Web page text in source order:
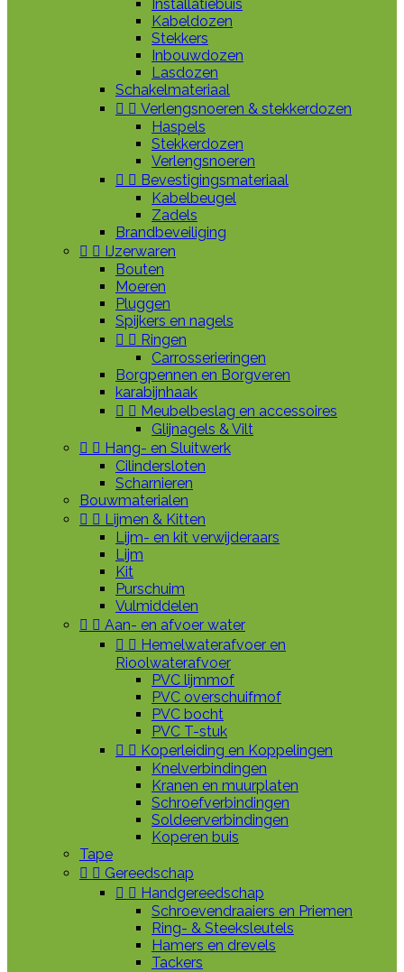
Installatiebuis
Kabeldozen
Stekkers
Inbouwdozen
Lasdozen
Schakelmateriaal
  Verlengsnoeren & stekkerdozen
Haspels
Stekkerdozen
Verlengsnoeren
  Bevestigingsmateriaal
Kabelbeugel
Zadels
Brandbeveiliging
  IJzerwaren
Bouten
Moeren
Pluggen
Spijkers en nagels
  Ringen
Carrosserieringen
Borgpennen en Borgveren
karabijnhaak
  Meubelbeslag en accessoires
Glijnagels & Vilt
  Hang- en Sluitwerk
Cilindersloten
Scharnieren
Bouwmaterialen
  Lijmen & Kitten
Lijm- en kit verwijderaars
Lijm
Kit
Purschuim
Vulmiddelen
  Aan- en afvoer water
  Hemelwaterafvoer en
Rioolwaterafvoer
PVC lijmmof
PVC overschuifmof
PVC bocht
PVC T-stuk
  Koperleiding en Koppelingen
Knelverbindingen
Kranen en muurplaten
Schroefverbindingen
Soldeerverbindingen
Koperen buis
Tape
  Gereedschap
  Handgereedschap
Schroevendraaiers en Priemen
Ring- & Steeksleutels
Hamers en drevels
Tackers